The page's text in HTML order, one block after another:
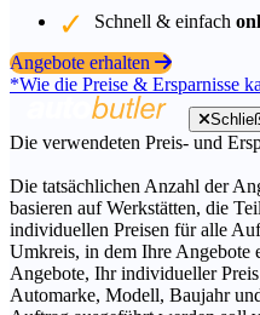
Schnell & einfach
Angebote erhalten
*Wie die Preise & Ersparnisse
Die verwendeten Preis- und
Die tatsächlichen Anzahl der
basieren auf Werkstätten, die
individuellen Preisen für alle
Umkreis, in dem Ihre
Angebote, Ihr individueller
Automarke, Modell, Baujahr